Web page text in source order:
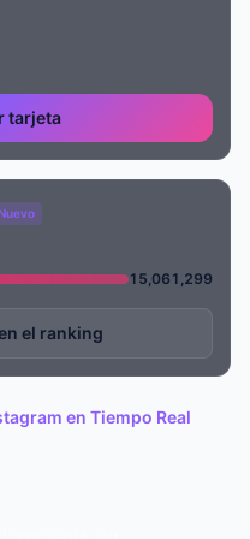
tarjeta
15,061,299
el ranking
en Tiempo Real